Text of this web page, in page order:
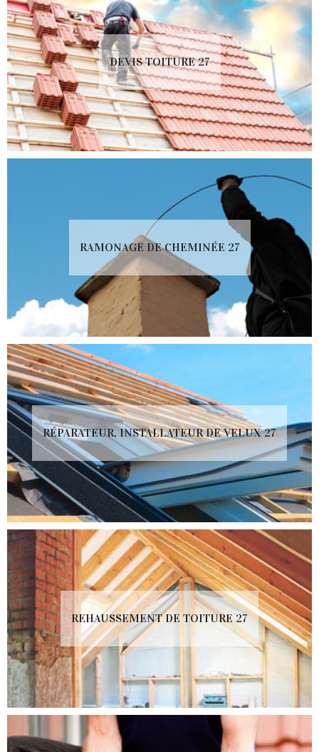
DEVIS TOITURE 27
RAMONAGE DE CHEMINÉE 27
RÉPARATEUR, INSTALLATEUR DE VELUX 27
REHAUSSEMENT DE TOITURE 27